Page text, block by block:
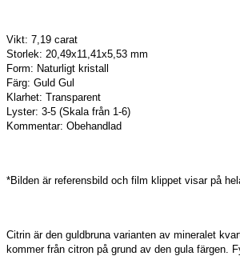
Vikt: 7,19 carat
Storlek: 20,49x11,41x5,53 mm
Form: Naturligt kristall
Färg: Guld Gul
Klarhet: Transparent
Lyster: 3-5 (Skala från 1-6)
Kommentar: Obehandlad
*Bilden är referensbild och film klippet visar på
Citrin är den guldbruna varianten av mineralet
kommer från citron på grund av den gula färgen.